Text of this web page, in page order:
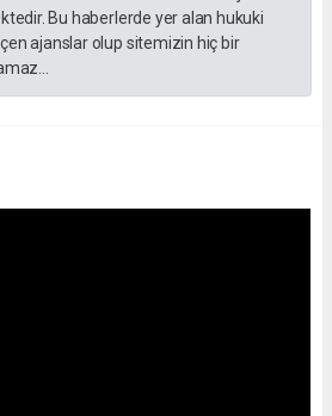
Bu haberlerde yer alan hukuki
ajanslar olup sitemizin hiç bir